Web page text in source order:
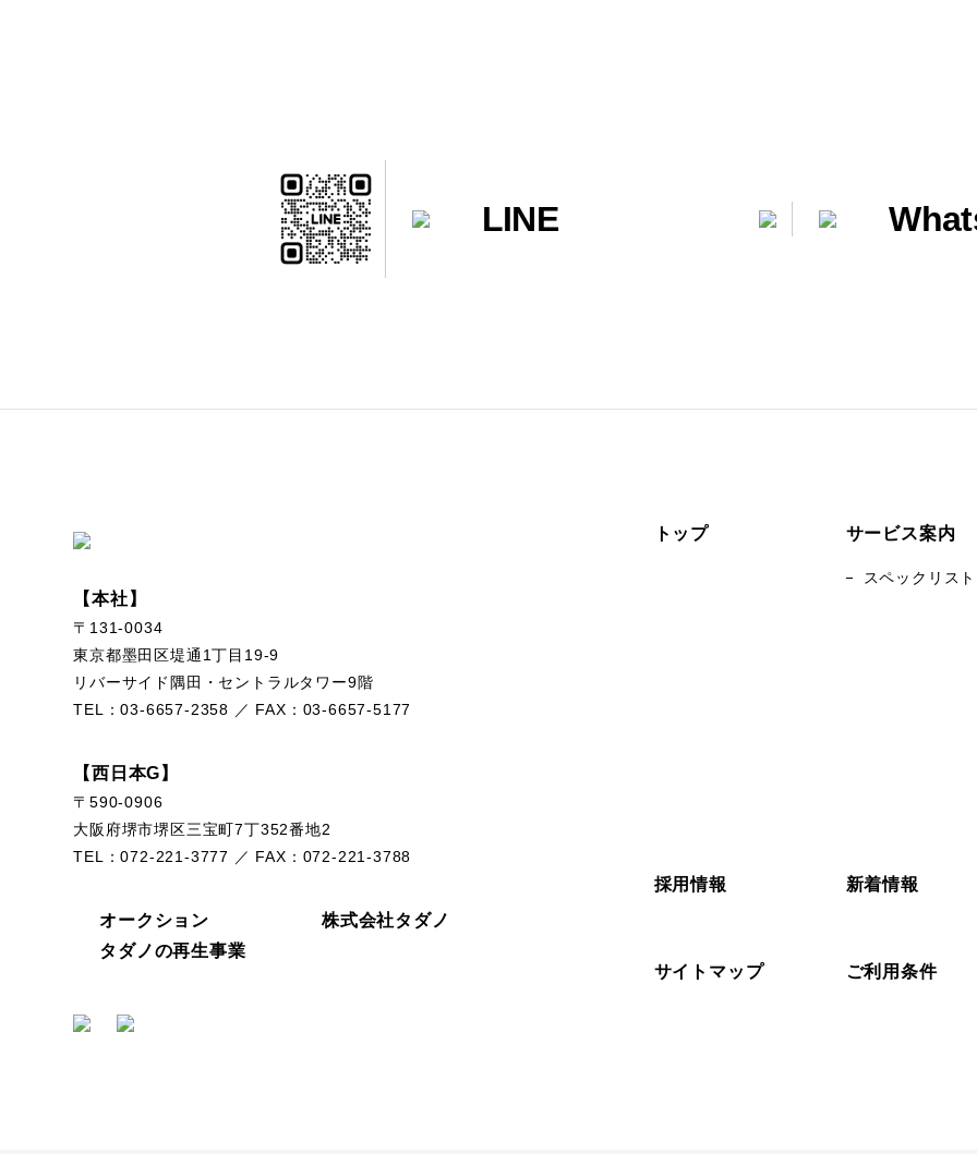
LINE
【本社】
〒131-0034
東京都墨田区堤通1丁目19-9
リバーサイド隅田・セントラルタワー9階
TEL：03-6657-2358 ／ FAX：03-6657-5177
【西日本G】
〒590-0906
大阪府堺市堺区三宝町7丁352番地2
TEL：072-221-3777 ／ FAX：072-221-3788
オークション
株式会社タダノ
タダノの再生事業
トップ サービス案内
スペックリスト
採用情報 新着情報
サイトマップ ご利用条件